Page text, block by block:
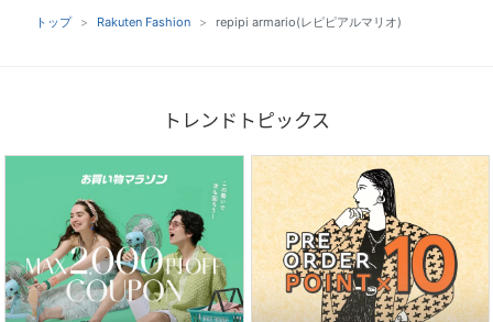
トップ Rakuten Fashion repipi armario(レピピアルマリオ)
トレンドトピックス